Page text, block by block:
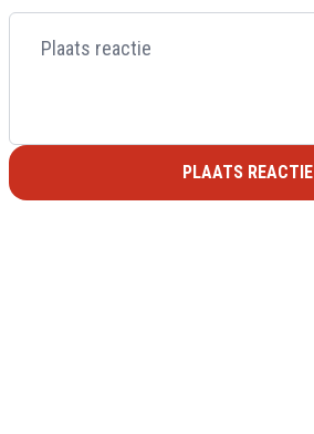
PLAATS REACTIE